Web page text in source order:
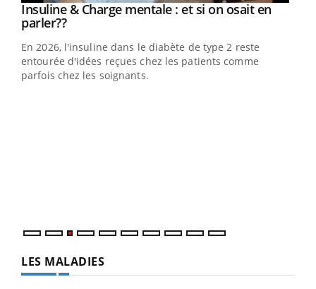
Youtube
Insuline & Charge mentale : et si on osait en
parler??Youtube
En 2026, l'insuline dans le diabète de type 2 reste
entourée d'idées reçues chez les patients comme
parfois chez les soignants.
LES MALADIES